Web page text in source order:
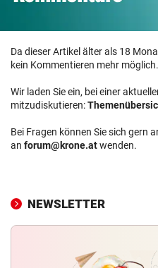
Da dieser Artikel älter als 18
kein Kommentieren mehr möglich.
Wir laden Sie ein, bei einer
mitzudiskutieren:
Bei Fragen können Sie sich gern
an forum@krone.atwenden.
NEWSLETTER